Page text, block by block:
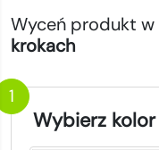
Wyceń produkt w
krokach
1
Wybierz kolor